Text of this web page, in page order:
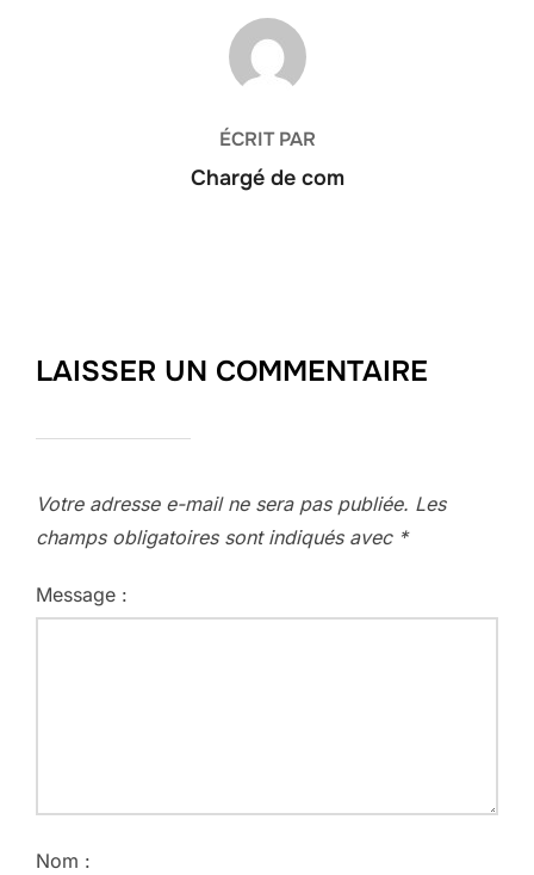
AUTEUR DE LA PUBLICATION
ÉCRIT PAR
Chargé de com
LAISSER UN COMMENTAIRE
Votre adresse e-mail ne sera pas publiée. Les
champs obligatoires sont indiqués avec *
Message :
Nom :